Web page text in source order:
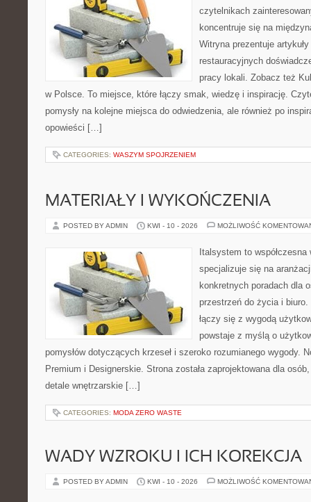
czytelnikach
koncentruje się na
Witryna prezentuje
restauracyjnych
pracy lokali. Zobacz też
w Polsce. To miejsce, które łączy smak, wiedzę i inspirację.
pomysły na kolejne miejsca do odwiedzenia, ale również po
opowieści […]
CATEGORIES: WASZYM SPOJRZENIEM
MATERIAŁY I WYKOŃCZENIA
POSTED BY ADMIN KWI - 10 - 2026 MOŻLIWOŚĆ
Italsystem to
specjalizuje się na
konkretnych poradach dla
przestrzeń do życia i
łączy się z wygodą
powstaje z myślą o
pomysłów dotyczących krzeseł i szeroko rozumianego wygody.
Premium i Designerskie. Strona została zaprojektowana dla
detale wnętrzarskie […]
CATEGORIES: MODA ZERO WASTE
WADY WZROKU I ICH KOREKCJA
POSTED BY ADMIN KWI - 10 - 2026 MOŻLIWOŚĆ